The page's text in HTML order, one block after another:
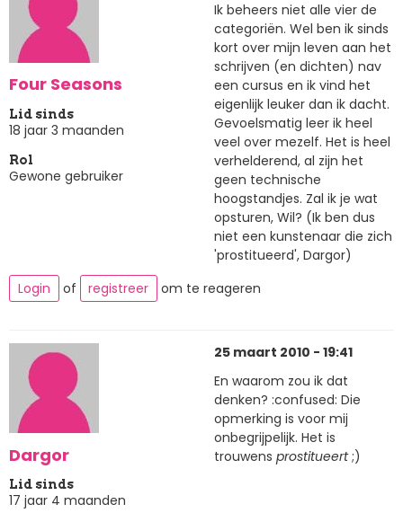
Four Seasons
Lid sinds
18 jaar 3 maanden
Rol
Gewone gebruiker
Ik beheers niet alle vier de
categoriën. Wel ben ik sinds
kort over mijn leven aan het
schrijven (en dichten) nav
een cursus en ik vind het
eigenlijk leuker dan ik dacht.
Gevoelsmatig leer ik heel
veel over mezelf. Het is heel
verhelderend, al zijn het
geen technische
hoogstandjes. Zal ik je wat
opsturen, Wil? (Ik ben dus
niet een kunstenaar die zich
'prostitueerd', Dargor)
Login
of registreer om te reageren
Dargor
Lid sinds
17 jaar 4 maanden
25 maart 2010 - 19:41
En waarom zou ik dat
denken? :confused: Die
opmerking is voor mij
onbegrijpelijk. Het is
trouwens prostitueert;)